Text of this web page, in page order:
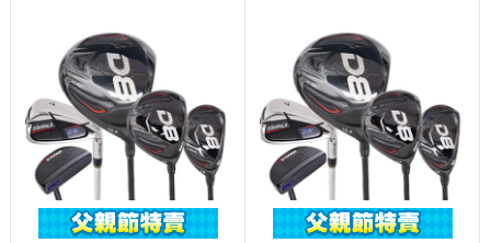
Golf Point 會員回饋積點
消費滿 $2000 享免運
Happy Father's Day
父親節優惠實施中
2026邁達康盃 開始受理報名
7月份 門市免費試打日程 已公佈!